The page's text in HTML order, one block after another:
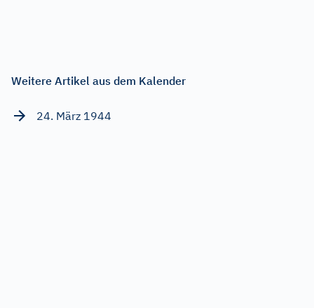
Weitere Artikel aus dem Kalender
24. März 1944